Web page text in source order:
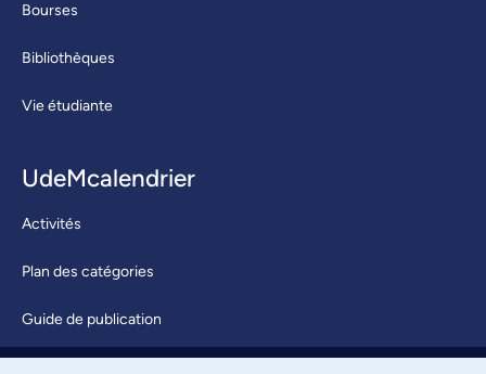
Bourses
Bibliothèques
Vie étudiante
UdeMcalendrier
Activités
Plan des catégories
Guide de publication